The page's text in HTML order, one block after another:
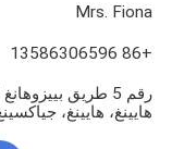
Mrs. Fiona
+86 13586306596
رقم 5 طريق
هايينغ، هايينغ،